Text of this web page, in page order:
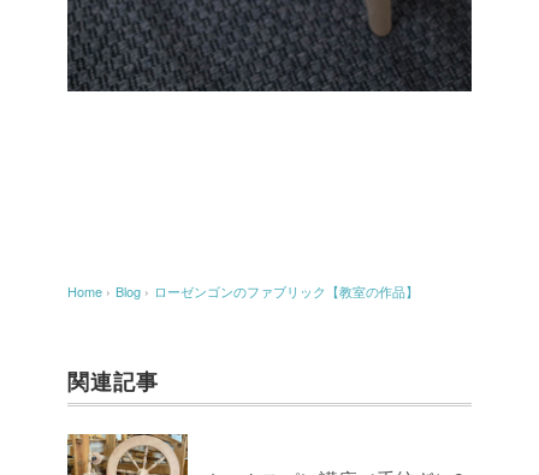
Home › Blog › ローゼンゴンのファブリック【教室の作品】
関連記事